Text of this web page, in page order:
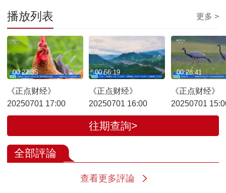
播放列表 更多 >
《正点财经》
20250701 17:00
00:27:35
《正点财经》
20250701 16:00
00:56:19
《正点财经》
20250701
00:28:41
往期查詢>
全部評論
查看更多評論